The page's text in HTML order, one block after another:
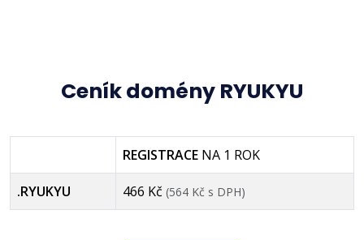
Ceník domény RYUKYU
REGISTRACE NA 1 ROK
.RYUKYU 466 Kč (564 Kč s DPH)